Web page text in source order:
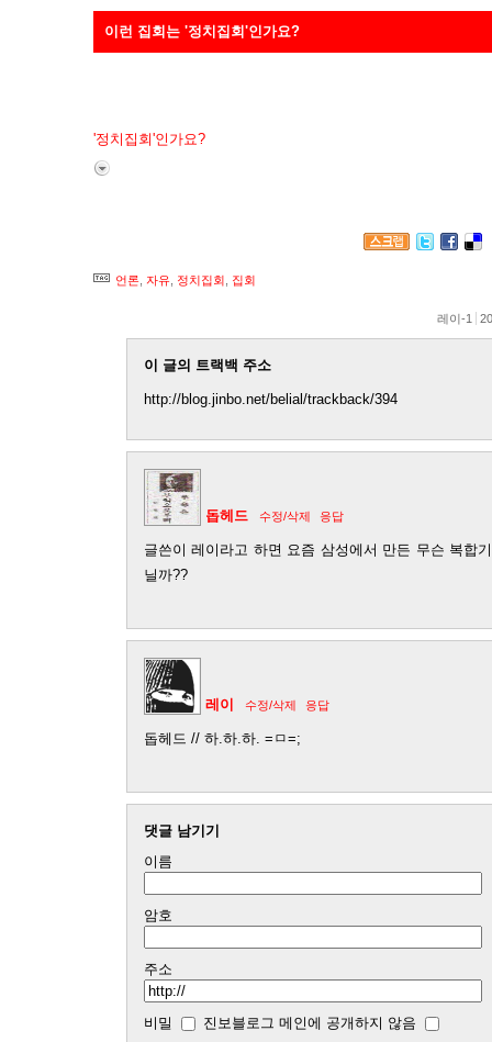
이런 집회는 '정치집회'인가요?
'정치집회'인가요?
언론 자유 정치집회 집회
레이-1
이 글의 트랙백 주소
http://blog.jinbo.net/belial/trackback/394
돕헤드 수정/삭제 응답
글쓴이 레이라고 하면 요즘 삼성에서 만든 무슨 복합
닐까??
레이 수정/삭제 응답
돕헤드 // 하.하.하. =ㅁ=;
댓글 남기기
이름
암호
주소
비밀
진보블로그 메인에 공개하지 않음